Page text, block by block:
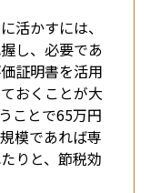
活かすには、
し、必要であ
証明書を活用
おくことが大
ことで65万円
模であれば専
りと、節税効